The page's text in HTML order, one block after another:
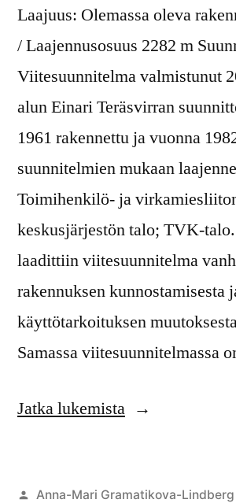
Laajuus: Olemassa oleva
/ Laajennusosuus 2282 m
Viitesuunnitelma valmistunut
alun Einari Teräsvirran
1961 rakennettu ja vuonna
suunnitelmien mukaan
Toimihenkilö- ja
keskusjärjestön talo; TVK-
laadittiin viitesuunnitelma
rakennuksen kunnostamisesta
käyttötarkoituksen
Samassa viitesuunnitelmassa
Jatka lukemista
Anna-Mari Gramatikova-Lindberg